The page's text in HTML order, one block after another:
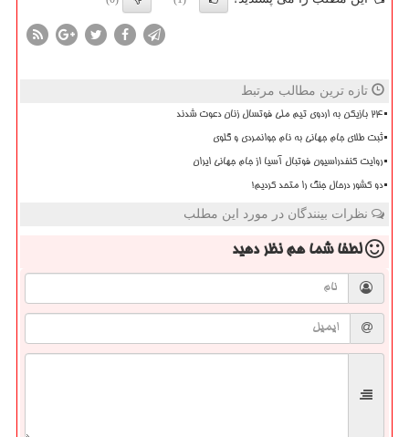
تازه ترین مطالب مرتبط
۲۴ بازیکن به اردوی تیم ملی فوتسال زنان دعوت شدند
ثبت طلای جام جهانی به نام جوانمردی و گلوی
روایت کنفدراسیون فوتبال آسیا از جام جهانی ایران
دو کشور درحال جنگ را متحد کردیم!
نظرات بینندگان در مورد این مطلب
لطفا شما همنظر دهید